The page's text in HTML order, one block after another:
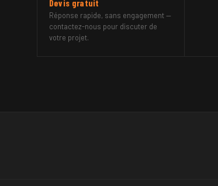
Devis gratuit
Réponse rapide, sans engagement —
contactez-nous pour discuter de
votre projet.